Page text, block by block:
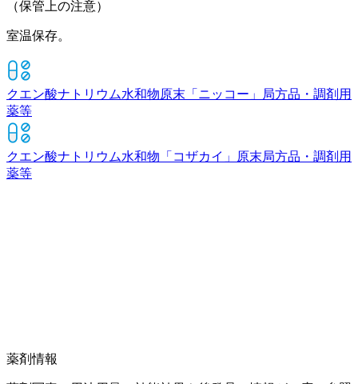
（保管上の注意）
室温保存。
クエン酸ナトリウム水和物原末「ニッコー」
局方品・調剤用
薬等
クエン酸ナトリウム水和物「コザカイ」原末局方品・調剤用
薬等
薬剤情報